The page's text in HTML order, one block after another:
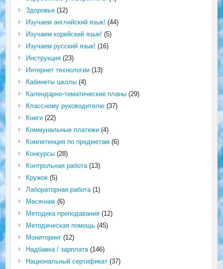
Здоровье(12)
Изучаем английский язык! (44)
Изучаем корейский язык! (5)
Изучаем русский язык! (16)
Инструкция(23)
Интернет технологии(13)
Кабинеты школы(4)
Календарно-тематические планы(29)
Классному руководителю(37)
Книги(22)
Коммунальные платежи(4)
Компетенция по предметам (6)
Конкурсы(28)
Контрольная работа(13)
Кружок(5)
Лабораторная работа(1)
Месячник(6)
Методика преподавания(12)
Методическая помощь(45)
Мониторинг(12)
Надбавка / зарплата(146)
Национальный сертификат(37)